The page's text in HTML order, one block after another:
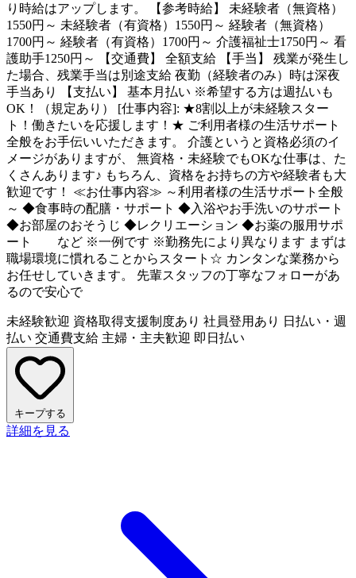
り時給はアップします。 【参考時給】 未経験者（無資格）
1550円～ 未経験者（有資格）1550円～ 経験者（無資格）
1700円～ 経験者（有資格）1700円～ 介護福祉士1750円～ 看
護助手1250円～ 【交通費】 全額支給 【手当】 残業が発生し
た場合、残業手当は別途支給 夜勤（経験者のみ）時は深夜
手当あり 【支払い】 基本月払い ※希望する方は週払いも
OK！（規定あり） [仕事内容]: ★8割以上が未経験スター
ト！働きたいを応援します！★ ご利用者様の生活サポート
全般をお手伝いいただきます。 介護というと資格必須のイ
メージがありますが、 無資格・未経験でもOKな仕事は、た
くさんあります♪ もちろん、資格をお持ちの方や経験者も大
歓迎です！ ≪お仕事内容≫ ～利用者様の生活サポート全般
～ ◆食事時の配膳・サポート ◆入浴やお手洗いのサポート
◆お部屋のおそうじ ◆レクリエーション ◆お薬の服用サポ
ート など ※一例です ※勤務先により異なります まずは
職場環境に慣れることからスタート☆ カンタンな業務から
お任せしていきます。 先輩スタッフの丁寧なフォローがあ
るので安心で
未経験歓迎 資格取得支援制度あり 社員登用あり
日払い・週
払い 交通費支給 主婦・主夫歓迎 即日払い
キープする
詳細を見る